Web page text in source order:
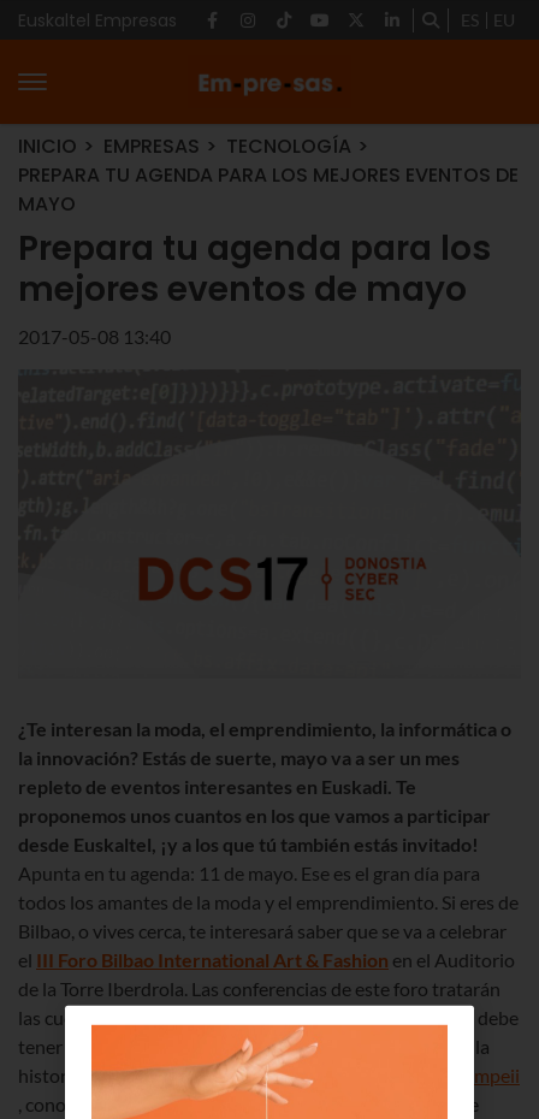
Euskaltel Empresas ES EU
INICIO EMPRESAS
TECNOLOGÍA
PREPARA TU AGENDA PARA LOS MEJORES EVENTOS DE
MAYO
Prepara tu agenda para los
mejores eventos de mayo
2017-05-08 13:40
¿Te interesan la moda, el emprendimiento, la informática o
la innovación? Estás de suerte, mayo va a ser un mes
repleto de eventos interesantes en Euskadi. Te
proponemos unos cuantos en los que vamos a participar
desde Euskaltel, ¡y a los que tú también estás invitado!
Apunta en tu agenda: 11 de mayo. Ese es el gran día para
todos los amantes de la moda y el emprendimiento. Si eres de
Bilbao, o vives cerca, te interesará saber que se va a celebrar
el III Foro Bilbao International Art & Fashion en el Auditorio
de la Torre Iberdrola. Las conferencias de este foro tratarán
las cuestiones clave que cualquier diseñador emergente debe
tener en cuenta cuando da sus primeros pasos. Escucha la
historia de superación de los fundadores de
la marca Pompeii
, conoce las últimas tendencias en moda de lujo, aprende